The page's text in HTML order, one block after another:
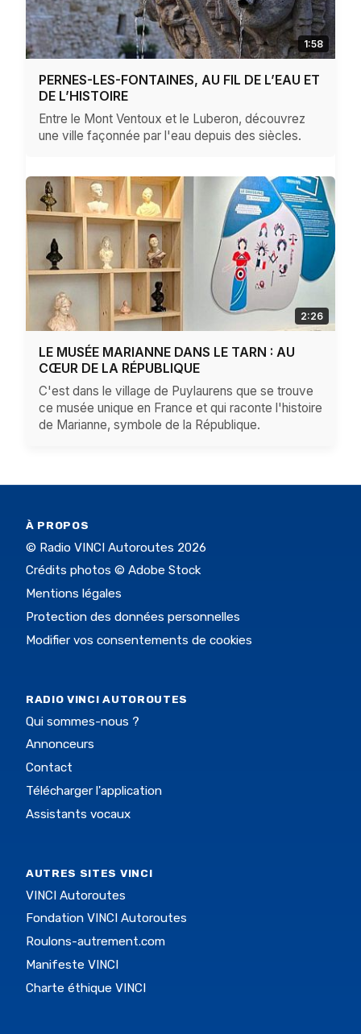
1:58
PERNES-LES-FONTAINES, AU FIL DE L’EAU ET
DE L’HISTOIRE
Entre le Mont Ventoux et le Luberon, découvrez
une ville façonnée par l'eau depuis des siècles.
2:26
LE MUSÉE MARIANNE DANS LE TARN : AU
CŒUR DE LA RÉPUBLIQUE
C'est dans le village de Puylaurens que se trouve
ce musée unique en France et qui raconte l'histoire
de Marianne, symbole de la République.
À PROPOS
© Radio VINCI Autoroutes 2026
Crédits photos © Adobe Stock
Mentions légales
Protection des données personnelles
Modifier vos consentements de cookies
RADIO VINCI AUTOROUTES
Qui sommes-nous ?
Annonceurs
Contact
Télécharger l'application
Assistants vocaux
AUTRES SITES VINCI
VINCI Autoroutes
Fondation VINCI Autoroutes
Roulons-autrement.com
Manifeste VINCI
Charte éthique VINCI